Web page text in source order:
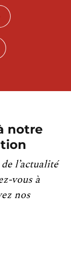
notre
l’actualité
vous à
nos